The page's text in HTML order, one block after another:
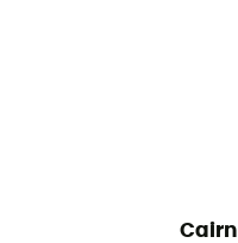
Cairn